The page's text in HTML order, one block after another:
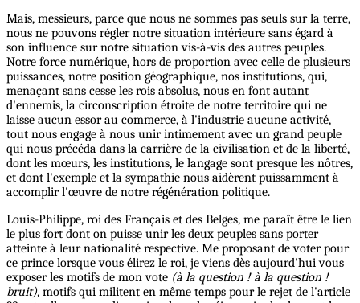
Mais, messieurs, parce que nous ne sommes pas seuls sur la terre,
nous ne pouvons régler notre situation intérieure sans égard à
son influence sur notre situation vis-à-vis des autres peuples.
Notre force numérique, hors de proportion avec celle de plusieurs
puissances, notre position géographique, nos institutions, qui,
menaçant sans cesse les rois absolus, nous en font autant
d'ennemis, la circonscription étroite de notre territoire qui ne
laisse aucun essor au commerce, à l'industrie aucune activité,
tout nous engage à nous unir intimement avec un grand peuple
qui nous précéda dans la carrière de la civilisation et de la liberté,
dont les mœurs, les institutions, le langage sont presque les nôtres,
et dont l'exemple et la sympathie nous aidèrent puissamment à
accomplir l'œuvre de notre régénération politique.
Louis-Philippe, roi des Français et des Belges, me paraît être le lien
le plus fort dont on puisse unir les deux peuples sans porter
atteinte à leur nationalité respective. Me proposant de voter pour
ce prince lorsque vous élirez le roi, je viens dès aujourd'hui vous
exposer les motifs de mon vote (à la question ! à la question !
bruit), motifs qui militent en même temps pour le rejet de l'article